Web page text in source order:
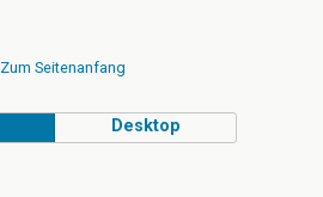
Zum Seitenanfang
Desktop